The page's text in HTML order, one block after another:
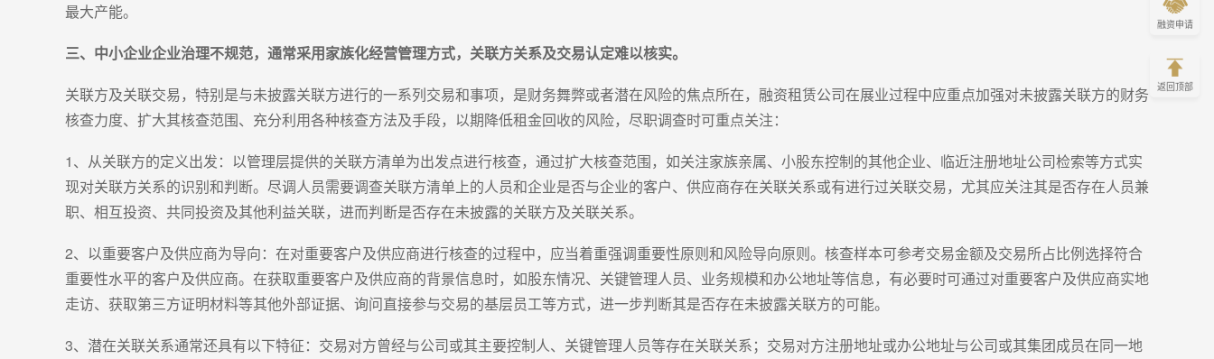
最大产能。
三、中小企业企业治理不规范，通常采用家族化经营管理方式，关联方关系及交易认定难以核实。
关联方及关联交易，特别是与未披露关联方进行的一系列交易和事项，是财务舞弊或者潜在风险的焦点所在，融资租赁公司在展业过程中应重点加强对未披露关联方的财务
核查力度、扩大其核查范围、充分利用各种核查方法及手段，以期降低租金回收的风险，尽职调查时可重点关注：
1、从关联方的定义出发：以管理层提供的关联方清单为出发点进行核查，通过扩大核查范围，如关注家族亲属、小股东控制的其他企业、临近注册地址公司检索等方式实
现对关联方关系的识别和判断。尽调人员需要调查关联方清单上的人员和企业是否与企业的客户、供应商存在关联关系或有进行过关联交易，尤其应关注其是否存在人员兼
职、相互投资、共同投资及其他利益关联，进而判断是否存在未披露的关联方及关联关系。
2、以重要客户及供应商为导向：在对重要客户及供应商进行核查的过程中，应当着重强调重要性原则和风险导向原则。核查样本可参考交易金额及交易所占比例选择符合
重要性水平的客户及供应商。在获取重要客户及供应商的背景信息时，如股东情况、关键管理人员、业务规模和办公地址等信息，有必要时可通过对重要客户及供应商实地
走访、获取第三方证明材料等其他外部证据、询问直接参与交易的基层员工等方式，进一步判断其是否存在未披露关联方的可能。
3、潜在关联关系通常还具有以下特征：交易对方曾经与公司或其主要控制人、关键管理人员等存在关联关系；交易对方注册地址或办公地址与公司或其集团成员在同一地
融资申请
返回顶部